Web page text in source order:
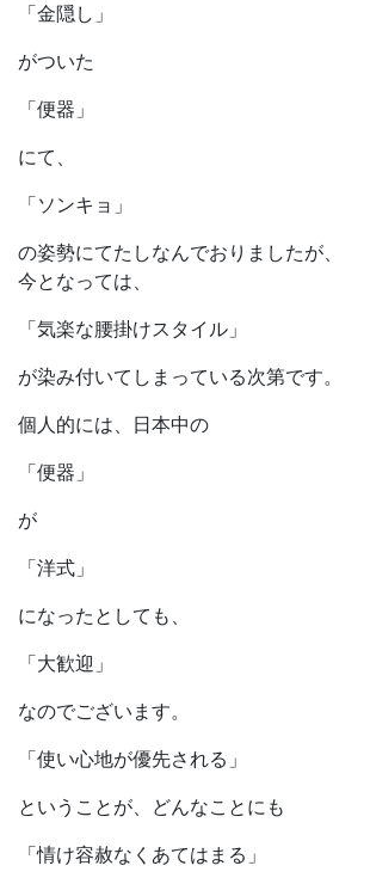
「金隠し」
がついた
「便器」
にて、
「ソンキョ」
の姿勢にてたしなんでおりましたが、
今となっては、
「気楽な腰掛けスタイル」
が染み付いてしまっている次第です。
個人的には、日本中の
「便器」
が
「洋式」
になったとしても、
「大歓迎」
なのでございます。
「使い心地が優先される」
ということが、どんなことにも
「情け容赦なくあてはまる」